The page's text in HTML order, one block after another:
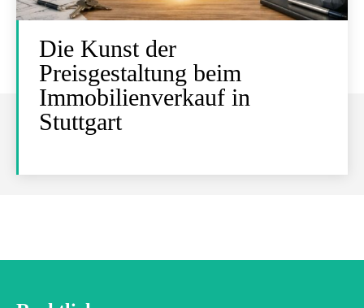
Die Kunst der
Preisgestaltung beim
Immobilienverkauf in
Stuttgart